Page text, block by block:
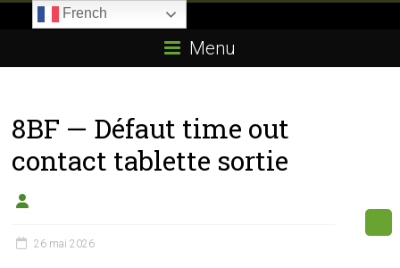
E85.com
passion
boîtier
éthanol
Menu
8BF — Défaut time out
contact tablette sortie
26 mai 2026
French